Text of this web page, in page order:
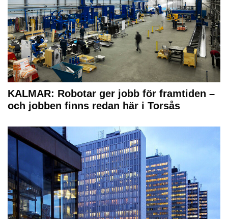
KALMAR: Robotar ger jobb för framtiden –
och jobben finns redan här i Torsås